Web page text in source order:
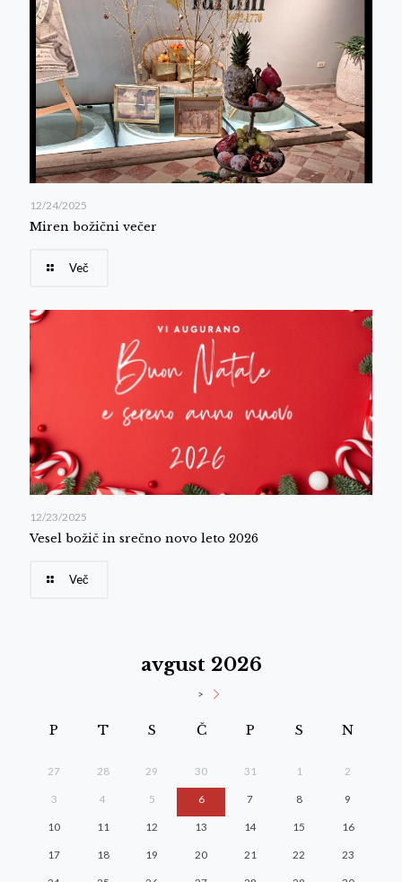
12/24/2025
Miren božični večer
Več
12/23/2025
Vesel božič in srečno novo leto 2026
Več
avgust 2026
>
P T S Č P S N
27 28 29 30 31 1 2
3 4 5 6 7 8 9
10 11 12 13 14 15 16
17 18 19 20 21 22 23